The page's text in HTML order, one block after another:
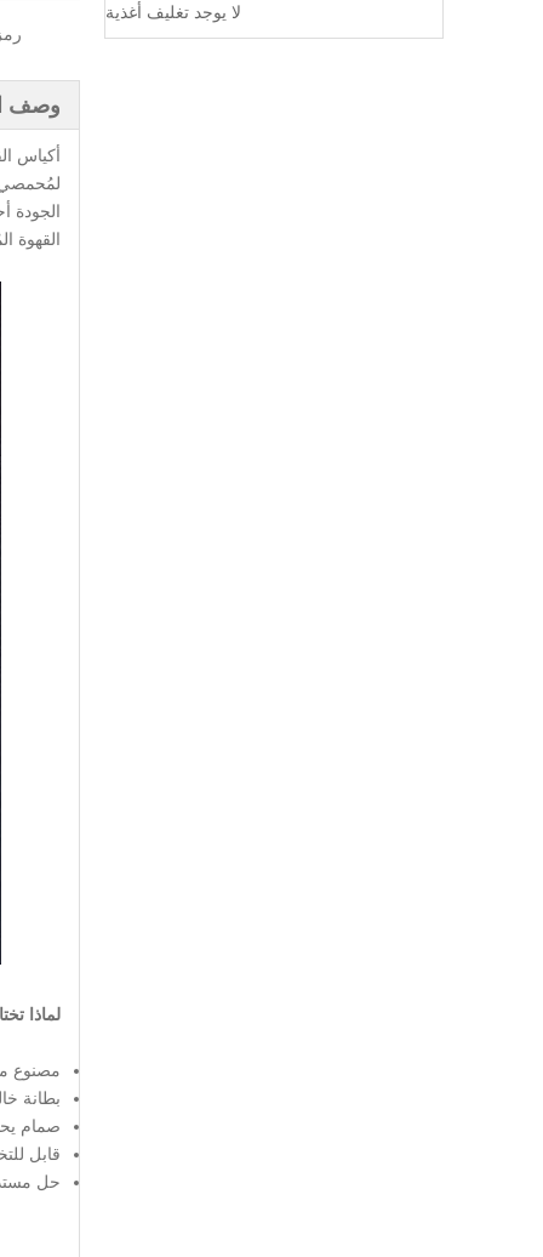
وصف
لمُحمصي
الجودة
القهوة
لماذا
مصنوع
بطانة
صمام
قابل
حل
لا يوجد تغليف أغذية